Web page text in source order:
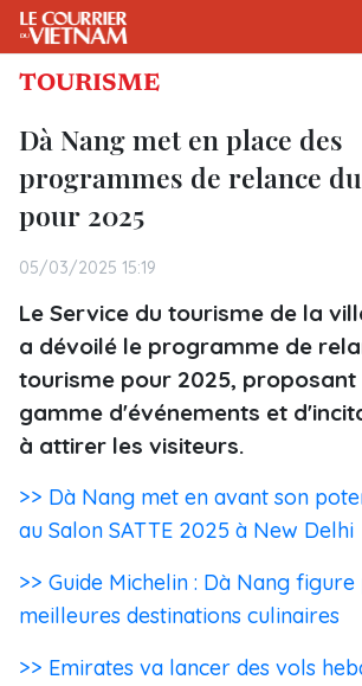
TOURISME
Dà Nang met en place des
programmes de relance
pour 2025
05/03/2025 15:19
Le Service du tourisme de la
a dévoilé le programme de
tourisme pour 2025, proposant
gamme d'événements et
à attirer les visiteurs.
>> Dà Nang met en avant son
au Salon SATTE 2025 à New Delhi
>> Guide Michelin : Dà Nang
meilleures destinations culinaires
>> Emirates va lancer des vols